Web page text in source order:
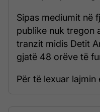
Sipas mediumit në
publike nuk tregon
tranzit midis Detit
gjatë 48 orëve të
Për të lexuar lajmin